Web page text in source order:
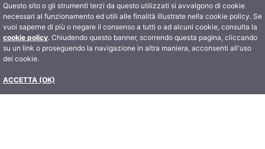
Questo sito o gli strumenti terzi da questo utilizzati si avvalgono di cookie
necessari al funzionamento ed utili alle finalità illustrate nella cookie policy. Se
vuoi saperne di più o negare il consenso a tutti o ad alcuni cookie, consulta la
cookie policy. Chiudendo questo banner, scorrendo questa pagina, cliccando
su un link o proseguendo la navigazione in altra maniera, acconsenti all'uso
dei cookie.
ACCETTA (OK)